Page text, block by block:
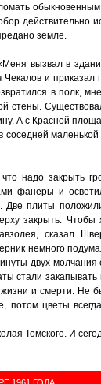
действительно
земле.
вызвал в
и приказал
в полк,
стены.
А с Красной
маленькой
надо закрыть
фанеры и
Две плиты
закрыть. Чтобы
сказал
немного
двух молчания
стали закапывать
и смерти. Не
потом цветы
Томского. И